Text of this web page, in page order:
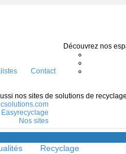
Contact
Découvrez nos
nos sites de solutions de
Easyrecyclage
Nos sites
Menu
Recyclage